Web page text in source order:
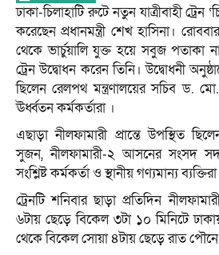
ঢাকা-চিলাহাটি রুটে নতুন যাত্রীবাহী ট্রেন
করেছেন প্রধানমন্ত্রী শেখ হাসিনা।
থেকে ভার্চুয়ালি যুক্ত হয়ে সবুজ পতাকা
ট্রেন উদ্বোধন করেন তিনি। উদ্বোধনী
ছিলেন রেলপথ মন্ত্রণালয়ের সচিব ড.
ঊর্ধ্বতন কর্মকর্তারা ।
এছাড়া নীলফামারী প্রান্তে উপস্থিত
সুজন, নীলফামারী-২ আসনের সংসদ
সংশ্লিষ্ট কর্মকর্তা ও স্থানীয় গণ্যমান্য
ট্রেনটি শনিবার ছাড়া প্রতিদিন
৬টায় ছেড়ে বিকেল ৩টা ১০ মিনিটে
থেকে বিকেল সোয়া ৪টায় ছেড়ে রাত পৌনে